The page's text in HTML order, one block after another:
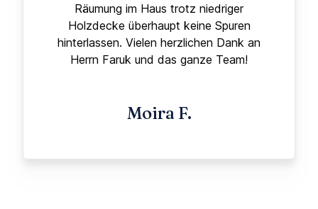
Räumung im Haus trotz niedriger
Holzdecke überhaupt keine Spuren
hinterlassen. Vielen herzlichen Dank an
Herrn Faruk und das ganze Team!
Moira F.